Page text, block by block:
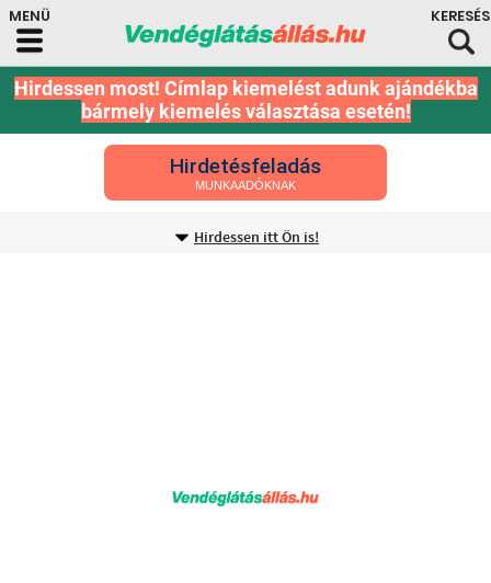
Hirdessen most! Címlap kiemelést adunk ajándékba
bármely kiemelés választása esetén!
Hirdetésfeladás
MUNKAADÓKNAK
Hirdessen itt Ön is!